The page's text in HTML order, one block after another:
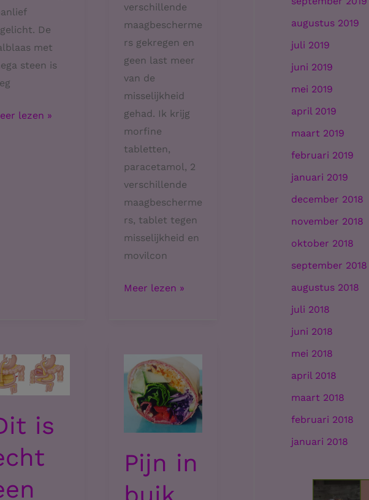
De
met
steen is
lezen »
verschillende
maagbescherme
rs gekregen en
geen last meer
van de
misselijkheid
gehad. Ik krijg
morfine
tabletten,
paracetamol, 2
verschillende
maagbescherme
rs, tablet tegen
misselijkheid en
movilcon
Dag
ziekenhuis
Meer lezen »
is
Pijn in
augustus 2019
juli 2019
juni 2019
mei 2019
april 2019
maart 2019
februari 2019
januari 2019
december 2018
november 2018
oktober 2018
september 2018
augustus 2018
juli 2018
juni 2018
mei 2018
april 2018
maart 2018
februari 2018
januari 2018